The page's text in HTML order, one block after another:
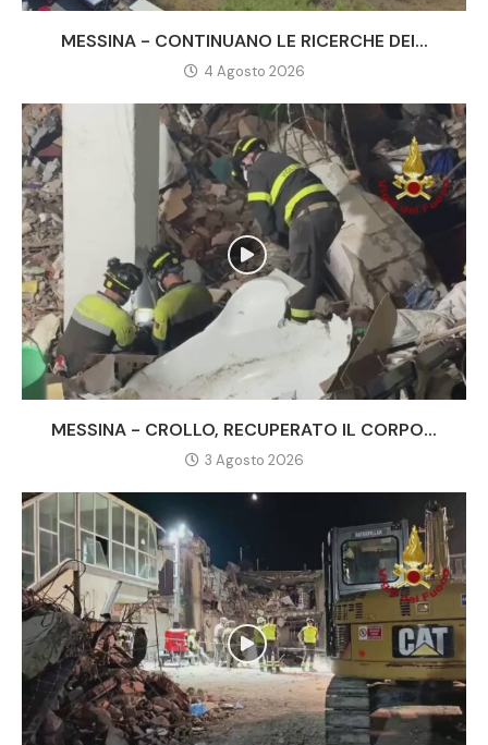
MESSINA - CONTINUANO LE RICERCHE DEI...
4 Agosto 2026
MESSINA - CROLLO, RECUPERATO IL CORPO...
3 Agosto 2026